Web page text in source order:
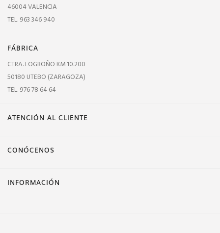
46004 VALENCIA
TEL. 963 346 940
FÁBRICA
CTRA. LOGROÑO KM 10.200
50180 UTEBO (ZARAGOZA)
TEL. 976 78 64 64
ATENCIÓN AL CLIENTE
CONÓCENOS
INFORMACIÓN